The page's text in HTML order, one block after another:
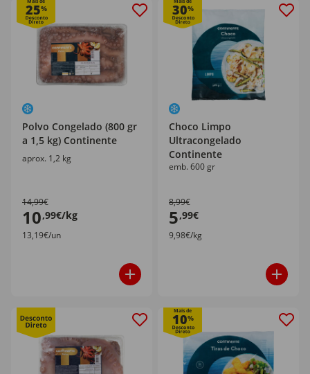
25%
Polvo Congelado (800 gr
a 1,5 kg) Continente
aprox. 1,2 kg
14,99€
10,99€/kg
13,19€/un
30%
Choco Limpo
Ultracongelado
Continente
emb. 600 gr
8,99€
5,99€
9,98€/kg
Mais de
10%